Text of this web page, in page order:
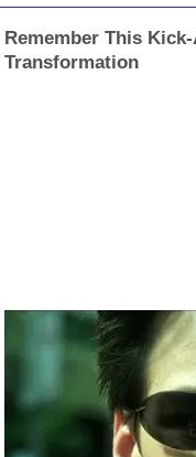
Remember This
Transformation